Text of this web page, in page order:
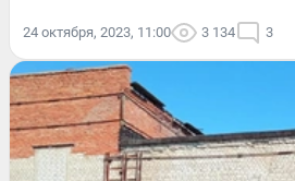
24 октября, 2023, 11:00 3 134 3